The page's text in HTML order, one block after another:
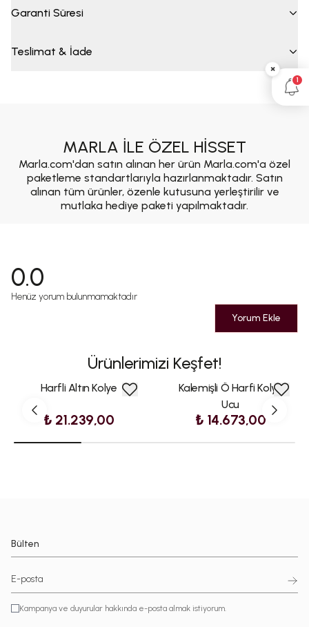
Garanti Süresi
Teslimat & İade
MARLA İLE ÖZEL HİSSET
Marla.com'dan satın alınan her ürün Marla.com'a özel
paketleme standartlarıyla hazırlanmaktadır. Satın
alınan tüm ürünler, özenle kutusuna yerleştirilir ve
mutlaka hediye paketi yapılmaktadır.
0.0
Henüz yorum bulunmamaktadır
Yorum Ekle
Ürünlerimizi Keşfet!
Harfli Altın Kolye
₺ 21.239,00
Kalemişli Ö Harfi Kolye
Ucu
₺ 14.673,00
Bülten
Kampanya ve duyurular hakkında e-posta almak istiyorum.
×
1